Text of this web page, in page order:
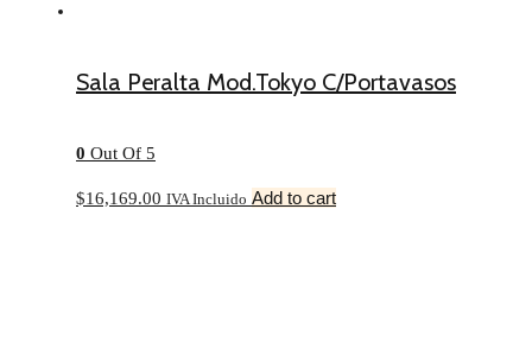
Sala Peralta Mod.Tokyo C/Portavasos
0 Out Of 5
$16,169.00 IVA Incluido Add to cart